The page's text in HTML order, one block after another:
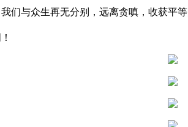
与众生再无分别，远离贪嗔，收获平